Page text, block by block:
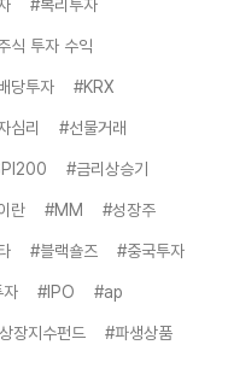
#복리투자
식 투자 수익
당투자 #KRX
심리 #선물거래
#금리상승기
란 #MM #성장주
#블랙숄즈 #중국투자
자 #IPO #ap
장지수펀드 #파생상품